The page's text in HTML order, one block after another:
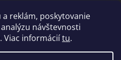
reklám, poskytovanie
návštevnosti
Viac informáciítu.